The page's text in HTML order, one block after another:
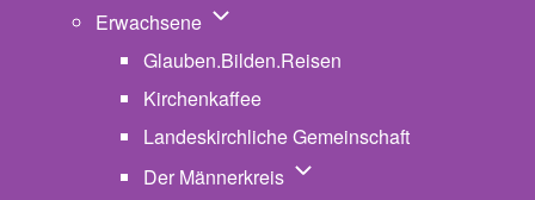
Erwachsene Unternavigation von Erwachsene
Glauben.Bilden.Reisen
Kirchenkaffee
Landeskirchliche Gemeinschaft
Der Männerkreis Unternavigation von Der